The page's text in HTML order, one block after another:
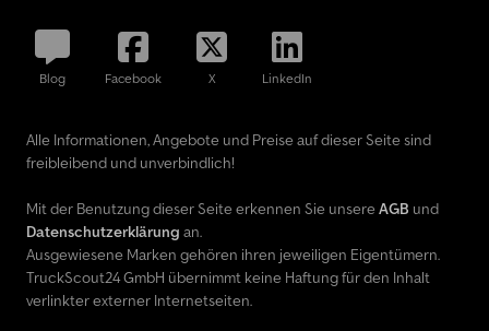
Blog Facebook X LinkedIn
Alle Informationen, Angebote und Preise auf dieser Seite sind
freibleibend und unverbindlich!
Mit der Benutzung dieser Seite erkennen Sie unsere AGB und
Datenschutzerklärung an.
Ausgewiesene Marken gehören ihren jeweiligen Eigentümern.
TruckScout24 GmbH übernimmt keine Haftung für den Inhalt
verlinkter externer Internetseiten.